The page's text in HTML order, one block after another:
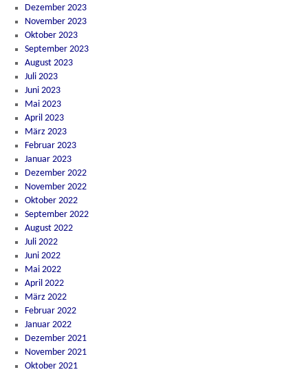
Dezember 2023
November 2023
Oktober 2023
September 2023
August 2023
Juli 2023
Juni 2023
Mai 2023
April 2023
März 2023
Februar 2023
Januar 2023
Dezember 2022
November 2022
Oktober 2022
September 2022
August 2022
Juli 2022
Juni 2022
Mai 2022
April 2022
März 2022
Februar 2022
Januar 2022
Dezember 2021
November 2021
Oktober 2021